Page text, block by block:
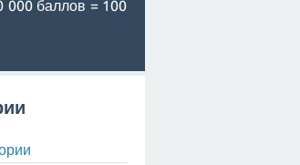
000 баллов = 100